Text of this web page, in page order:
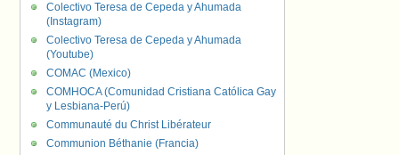
Colectivo Teresa de Cepeda y Ahumada
(Instagram)
Colectivo Teresa de Cepeda y Ahumada
(Youtube)
COMAC (Mexico)
COMHOCA (Comunidad Cristiana Católica Gay
y Lesbiana-Perú)
Communauté du Christ Libérateur
Communion Béthanie (Francia)